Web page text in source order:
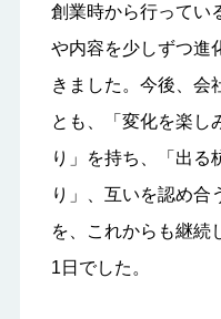
創業時から行ってい
や内容を少しずつ進
きました。今後、会
とも、「変化を楽し
り」を持ち、「出る
り」、互いを認め合
を、これからも継続
1日でした。